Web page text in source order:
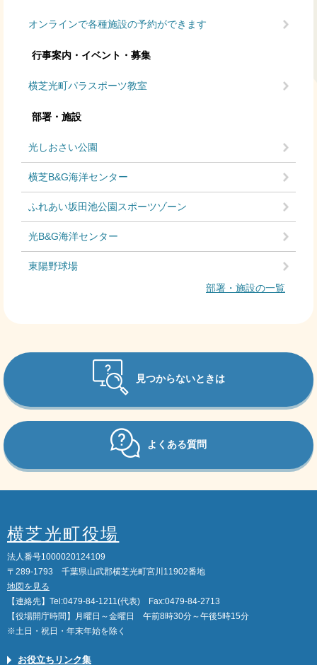
オンラインで各種施設の予約ができます
行事案内・イベント・募集
横芝光町パラスポーツ教室
部署・施設
光しおさい公園
横芝B&G海洋センター
ふれあい坂田池公園スポーツゾーン
光B&G海洋センター
東陽野球場
部署・施設の一覧
見つからないときは
よくある質問
横芝光町役場
法人番号1000020124109
〒289-1793 千葉県山武郡横芝光町宮川11902番地
地図を見る
【連絡先】Tel:0479-84-1211(代表) Fax:0479-84-2713
【役場開庁時間】月曜日～金曜日 午前8時30分～午後5時15分
※土日・祝日・年末年始を除く
お役立ちリンク集